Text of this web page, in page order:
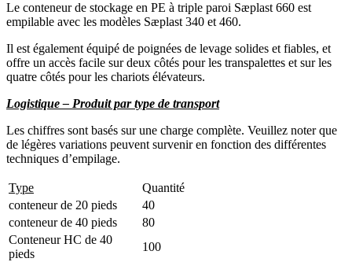
Le conteneur de stockage en PE à triple paroi Sæplast 660 est
empilable avec les modèles Sæplast 340 et 460.
Il est également équipé de poignées de levage solides et fiables, et
offre un accès facile sur deux côtés pour les transpalettes et sur les
quatre côtés pour les chariots élévateurs.
Logistique – Produit par type de transport
Les chiffres sont basés sur une charge complète. Veuillez noter que
de légères variations peuvent survenir en fonction des différentes
techniques d’empilage.
Type
Quantité
conteneur de 20 pieds
40
conteneur de 40 pieds
80
Conteneur HC de 40
pieds
100